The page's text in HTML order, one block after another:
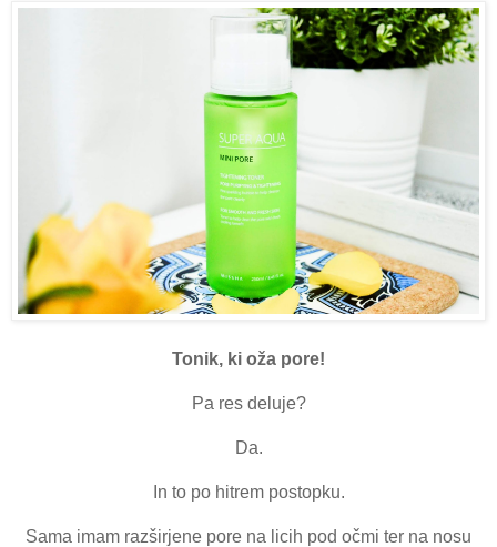
Tonik, ki oža pore!
Pa res deluje?
Da.
In to po hitrem postopku.
Sama imam razširjene pore na licih pod očmi ter na nosu